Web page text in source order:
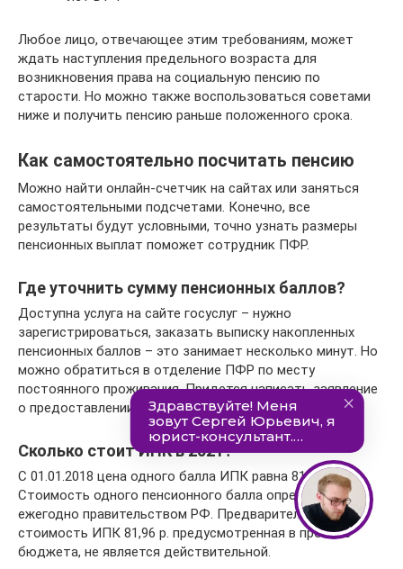
Любое лицо, отвечающее этим требованиям, может
ждать наступления предельного возраста для
возникновения права на социальную пенсию по
старости. Но можно также воспользоваться советами
ниже и получить пенсию раньше положенного срока.
Как самостоятельно посчитать пенсию
Можно найти онлайн-счетчик на сайтах или заняться
самостоятельными подсчетами. Конечно, все
результаты будут условными, точно узнать размеры
пенсионных выплат поможет сотрудник ПФР.
Где уточнить сумму пенсионных баллов?
Доступна услуга на сайте госуслуг – нужно
зарегистрироваться, заказать выписку накопленных
пенсионных баллов – это занимает несколько минут. Но
можно обратиться в отделение ПФР по месту
постоянного проживания. Придется написать заявление
о предоставлении выписки с лицевого счета.
Сколько стоит ИПК в 2021?
С 01.01.2018 цена одного балла ИПК равна 81,49 р.
Стоимость одного пенсионного балла определяется
ежегодно правительством РФ. Предварительная
стоимость ИПК 81,96 р. предусмотренная в проекте
бюджета, не является действительной.